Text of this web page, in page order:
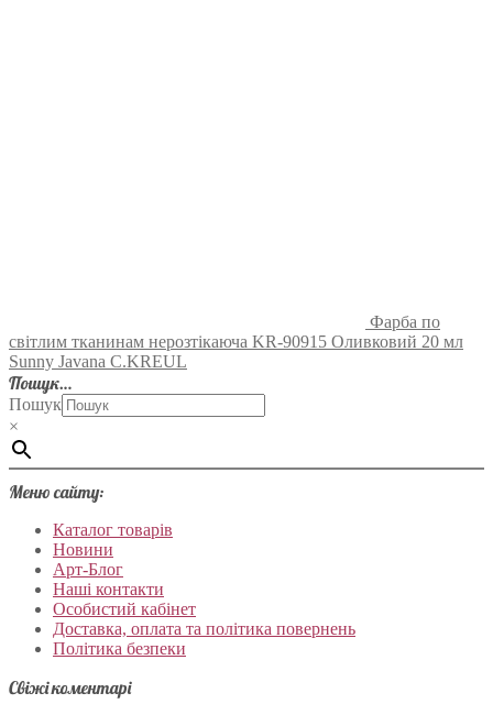
Фарба по
світлим тканинам нерозтікаюча KR-90915 Оливковий 20 мл
Sunny Javana C.KREUL
Пошук…
Пошук
×
Меню сайту:
Каталог товарів
Новини
Арт-Блог
Наші контакти
Особистий кабінет
Доставка, оплата та політика повернень
Політика безпеки
Свіжі коментарі